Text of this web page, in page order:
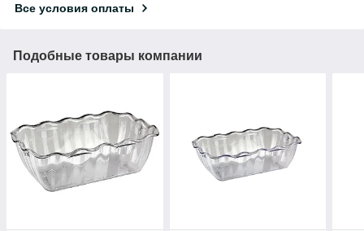
Все условия оплаты
Подобные товары компании